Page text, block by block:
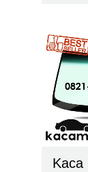
Kaca